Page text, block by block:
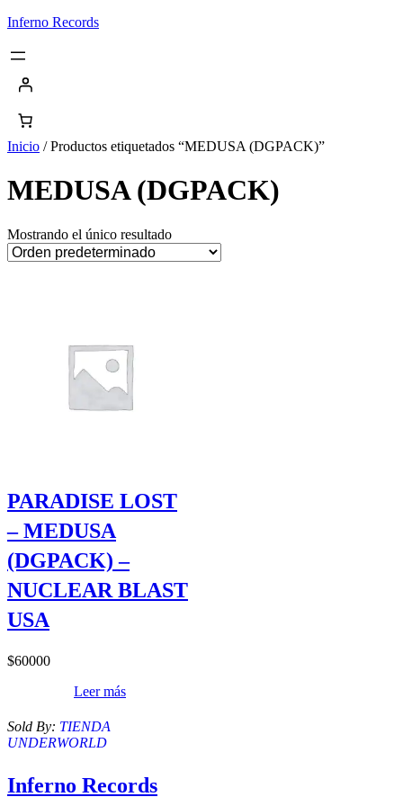
Saltar
contenido
Inferno Records
Inicio / Productos etiquetados “MEDUSA (DGPACK)”
MEDUSA (DGPACK)
Mostrando el único resultado
PARADISE LOST
– MEDUSA
(DGPACK) –
NUCLEAR BLAST
USA
$60000
Leer más
Sold By: TIENDA
UNDERWORLD
Inferno Records